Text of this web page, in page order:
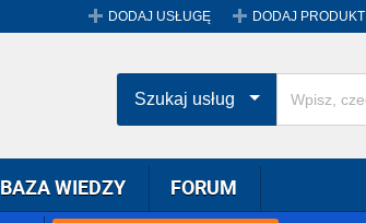
DODAJ USŁUGĘ DODAJ PRODUKT
BAZA WIEDZY FORUM
Szukaj usług